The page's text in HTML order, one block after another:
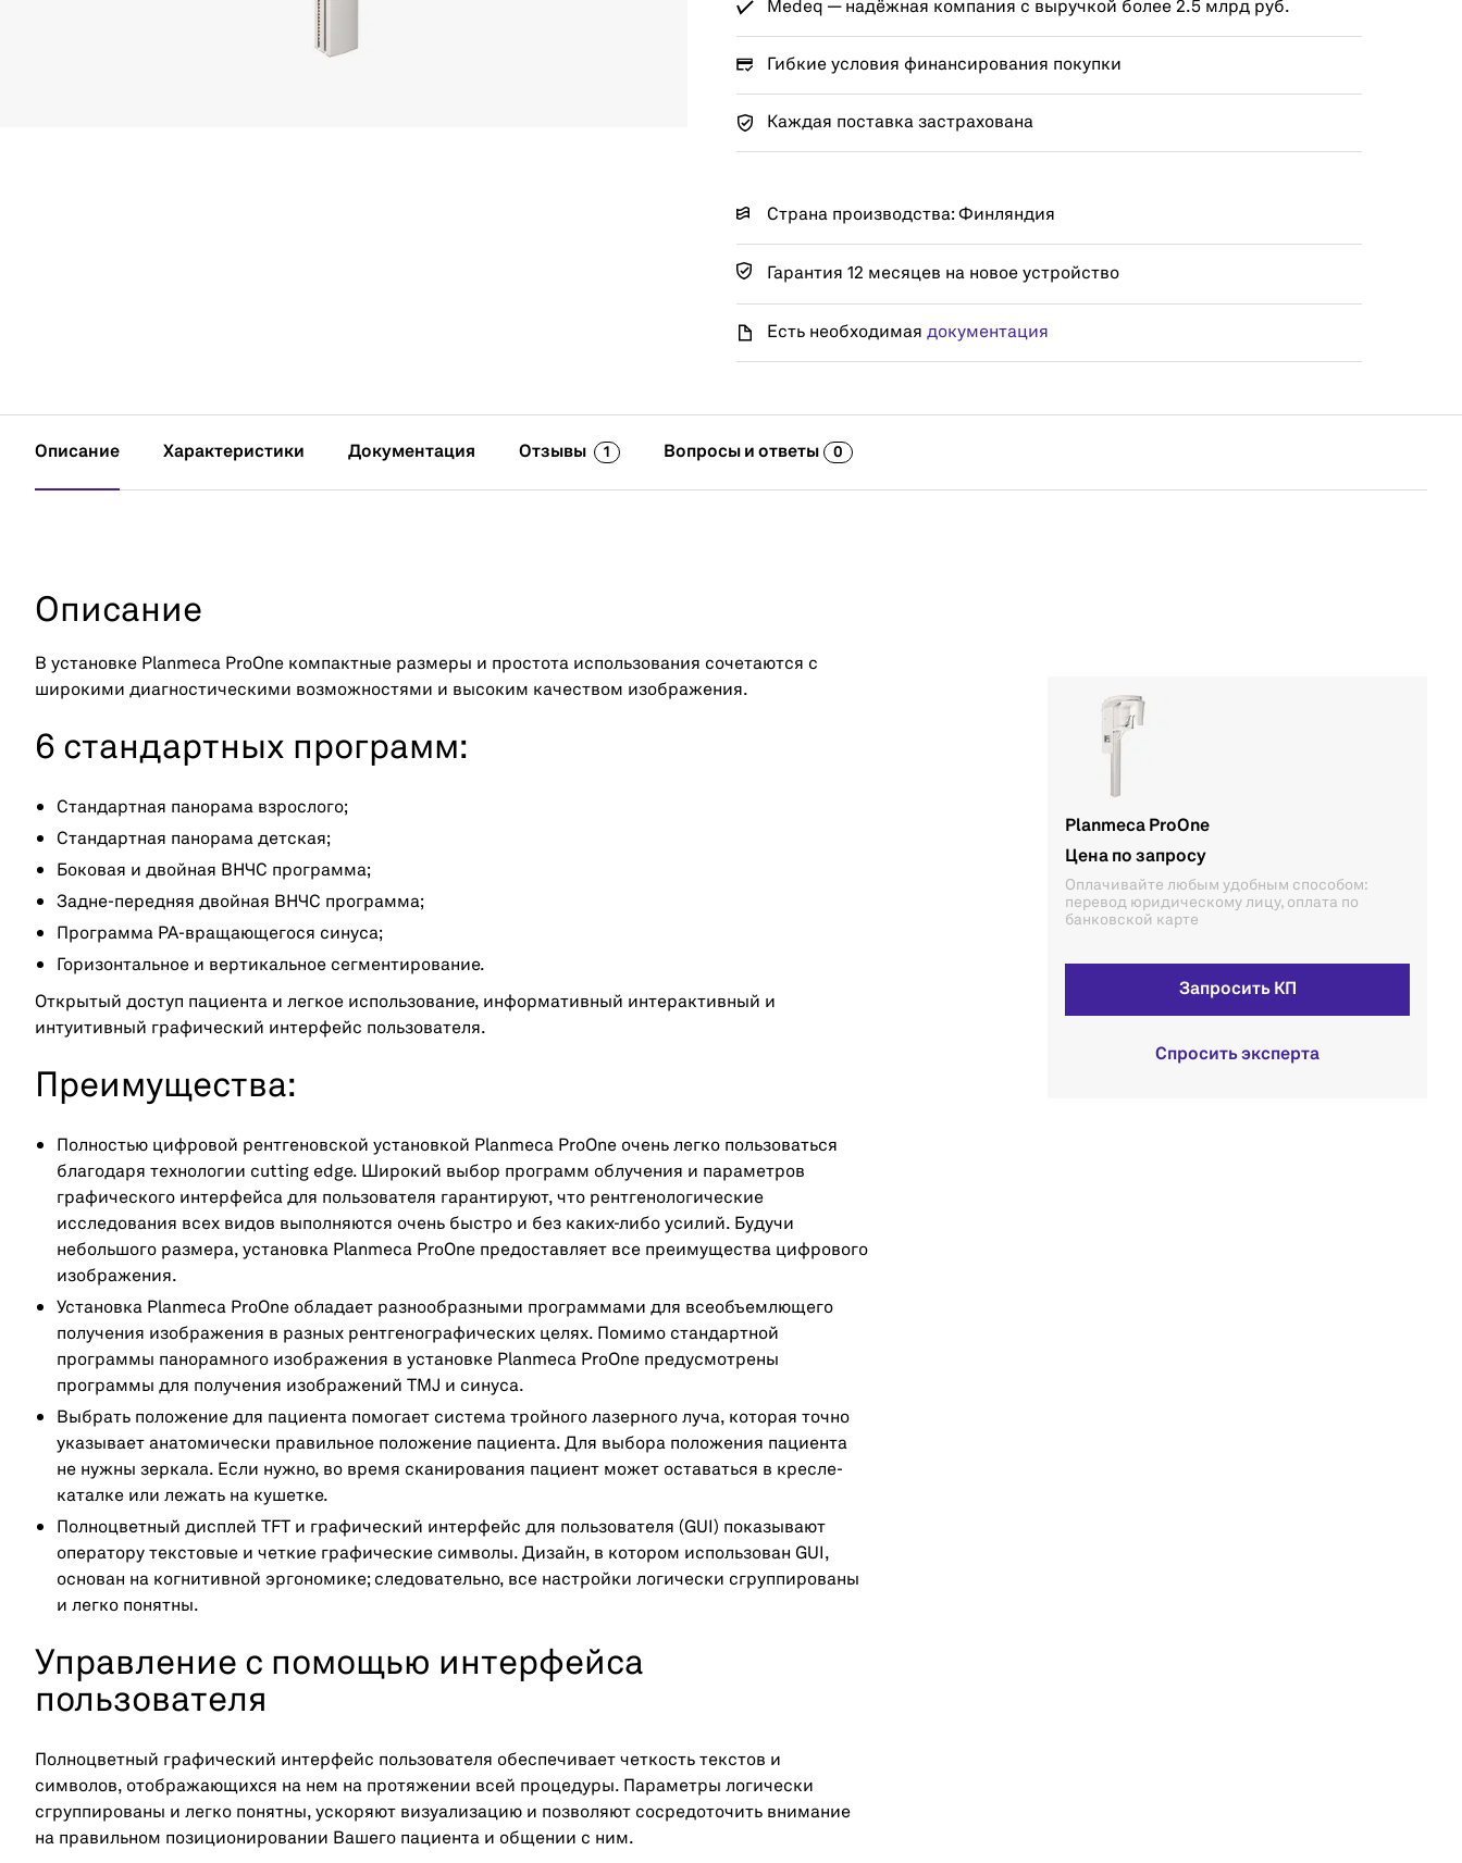
Medeq — надёжная компания с выручкой более 2.5 млрд руб.
Гибкие условия финансирования покупки
Каждая поставка застрахована
Страна производства: Финляндия
Гарантия 12 месяцев на новое устройство
Есть необходимая документация
Описание Характеристики Документация Отзывы 1 Вопросы и ответы 0
Описание
В установке Planmeca ProOne компактные размеры и простота использования сочетаются с
широкими диагностическими возможностями и высоким качеством изображения.
6 стандартных программ:
Стандартная панорама взрослого;
Стандартная панорама детская;
Боковая и двойная ВНЧС программа;
Задне-передняя двойная ВНЧС программа;
Программа PA-вращающегося синуса;
Горизонтальное и вертикальное сегментирование.
Открытый доступ пациента и легкое использование, информативный интерактивный и
интуитивный графический интерфейс пользователя.
Преимущества:
Полностью цифровой рентгеновской установкой Planmeca ProOne очень легко пользоваться
благодаря технологии cutting edge. Широкий выбор программ облучения и параметров
графического интерфейса для пользователя гарантируют, что рентгенологические
исследования всех видов выполняются очень быстро и без каких-либо усилий. Будучи
небольшого размера, установка Planmeca ProOne предоставляет все преимущества цифрового
изображения.
Установка Planmeca ProOne обладает разнообразными программами для всеобъемлющего
получения изображения в разных рентгенографических целях. Помимо стандартной
программы панорамного изображения в установке Planmeca ProOne предусмотрены
программы для получения изображений TMJ и синуса.
Выбрать положение для пациента помогает система тройного лазерного луча, которая точно
указывает анатомически правильное положение пациента. Для выбора положения пациента
не нужны зеркала. Если нужно, во время сканирования пациент может оставаться в кресле-
каталке или лежать на кушетке.
Полноцветный дисплей TFT и графический интерфейс для пользователя (GUI) показывают
оператору текстовые и четкие графические символы. Дизайн, в котором использован GUI,
основан на когнитивной эргономике; следовательно, все настройки логически сгруппированы
и легко понятны.
Управление с помощью интерфейса
пользователя
Полноцветный графический интерфейс пользователя обеспечивает четкость текстов и
символов, отображающихся на нем на протяжении всей процедуры. Параметры логически
сгруппированы и легко понятны, ускоряют визуализацию и позволяют сосредоточить внимание
на правильном позиционировании Вашего пациента и общении с ним.
Planmeca ProOne
Цена по запросу
Оплачивайте любым удобным способом:
перевод юридическому лицу, оплата по
банковской карте
Запросить КП
Спросить эксперта